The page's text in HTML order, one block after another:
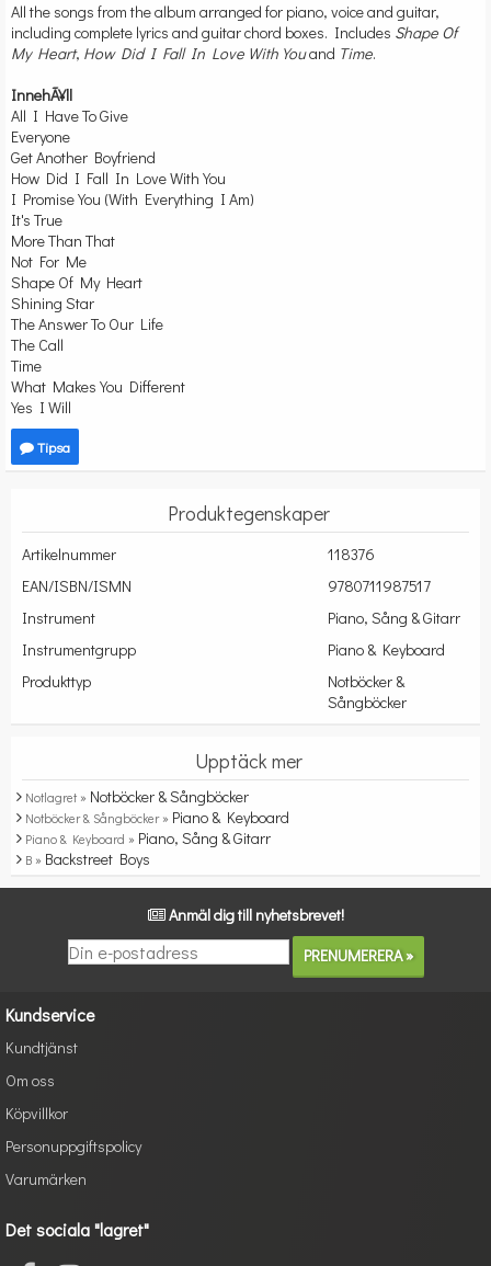
All the songs from the album arranged for piano, voice and guitar,
including complete lyrics and guitar chord boxes. Includes Shape Of
My Heart, How Did I Fall In Love With Youand Time.
InnehÃ¥ll
All I Have To Give
Everyone
Get Another Boyfriend
How Did I Fall In Love With You
I Promise You (With Everything I Am)
It's True
More Than That
Not For Me
Shape Of My Heart
Shining Star
The Answer To Our Life
The Call
Time
What Makes You Different
Yes I Will
Tipsa
Produktegenskaper
Artikelnummer
118376
EAN/ISBN/ISMN
9780711987517
Instrument
Piano, Sång & Gitarr
Instrumentgrupp
Piano & Keyboard
Produkttyp
Notböcker &
Sångböcker
Upptäck mer
Notlagret » Notböcker & Sångböcker
Notböcker & Sångböcker » Piano & Keyboard
Piano & Keyboard » Piano, Sång & Gitarr
B » Backstreet Boys
Anmäl dig till nyhetsbrevet!
Kundservice
Kundtjänst
Om oss
Köpvillkor
Personuppgiftspolicy
Varumärken
Det sociala "lagret"